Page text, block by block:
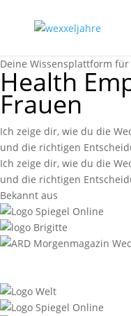
Deine Wissensplattform
Health
Frauen
Ich zeige dir, wie du die
und die richtigen
Ich zeige dir, wie du die
und die richtigen
Bekannt aus